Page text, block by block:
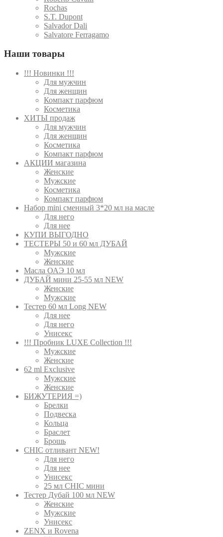
Rochas
S.T. Dupont
Salvador Dali
Salvatore Ferragamo
Наши товары
!!! Новинки !!!
Для мужчин
Для женщин
Компакт парфюм
Косметика
ХИТЫ продаж
Для мужчин
Для женщин
Косметика
Компакт парфюм
АКЦИИ магазина
Женские
Мужские
Косметика
Компакт парфюм
Набор mini сменный 3*20 мл на масле
Для него
Для нее
КУПИ ВЫГОДНО
ТЕСТЕРЫ 50 и 60 мл ДУБАЙ
Мужские
Женские
Масла ОАЭ 10 мл
ДУБАЙ мини 25-55 мл NEW
Женские
Мужские
Тестер 60 мл Long NEW
Для нее
Для него
Унисекс
!!! Пробник LUXE Collection !!!
Мужские
Женские
62 ml Exclusive
Мужские
Женские
БИЖУТЕРИЯ =)
Брелки
Подвеска
Кольца
Браслет
Брошь
CHIC отливант NEW!
Для него
Для нее
Унисекс
25 мл CHIC мини
Тестер Дубай 100 мл NEW
Женские
Мужские
Унисекс
ZENX и Rovena